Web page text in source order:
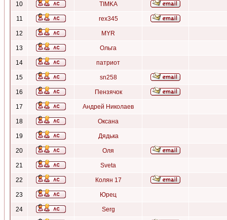
10 TIMKA
11 rex345
12 MYR
13 Ольга
14 патриот
15 sn258
16 Пензячок
17 Андрей Николаев
18 Оксана
19 Дядька
20 Оля
21 Sveta
22 Колян 17
23 Юрец
24 Serg